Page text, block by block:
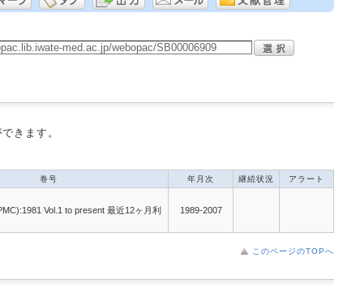
きます。
巻号 年月次 継続状況 アラート
Vol.1 to present 最近12ヶ月利
1989-2007
このページのTOPへ